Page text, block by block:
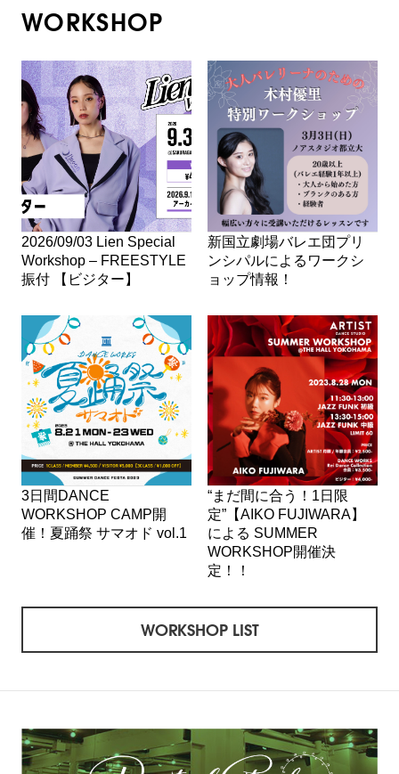
WORKSHOP
2026/09/03 Lien Special
Workshop – FREESTYLE
振付 【ビジター】
新国立劇場バレエ団プリ
ンシパルによるワークシ
ョップ情報！
3日間DANCE
WORKSHOP CAMP開
催！夏踊祭 サマオド vol.1
“まだ間に合う！1日限
定”【AIKO FUJIWARA】
による SUMMER
WORKSHOP開催決
定！！
WORKSHOP LIST